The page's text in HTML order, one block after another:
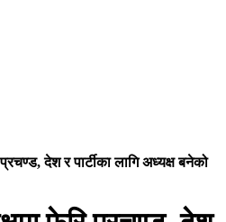
देश र पार्टीका लागि अध्यक्ष बनेको